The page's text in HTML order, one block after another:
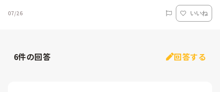
07/26 いいね
6件の回答 回答する